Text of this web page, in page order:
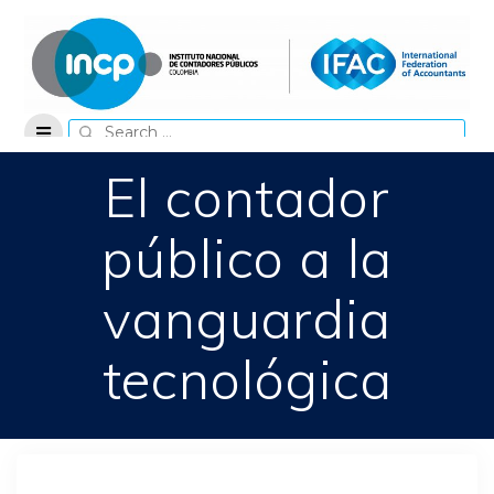
content
Search
for:
El contador
público a la
vanguardia
tecnológica